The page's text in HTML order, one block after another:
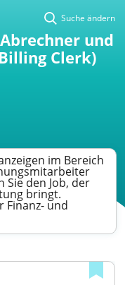
Suche ändern
und
Clerk)
im Bereich
den Job, der
bringt.
Finanz- und